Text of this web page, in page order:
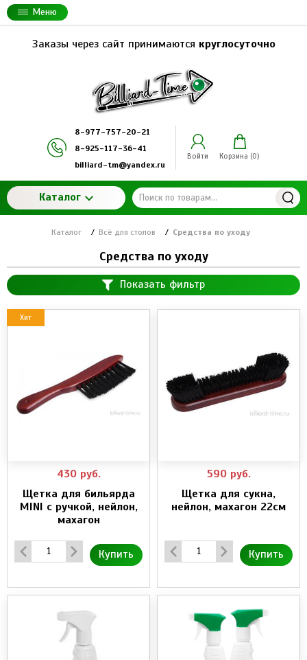
Меню
Заказы через сайт принимаются круглосуточно
8-977-757-20-21
8-925-117-36-41
billiard-tm@yandex.ru
Войти Корзина (0)
Каталог
Каталог / Всё для столов / Средства по уходу
Средства по уходу
Показать фильтр
Хит
430 руб.
Щетка для бильярда
MINI с ручкой, нейлон,
махагон
Купить
590 руб.
Щетка для сукна,
нейлон, махагон 22см
Купить